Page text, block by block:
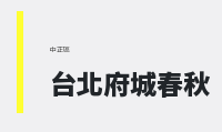
中正區
台北府城春秋